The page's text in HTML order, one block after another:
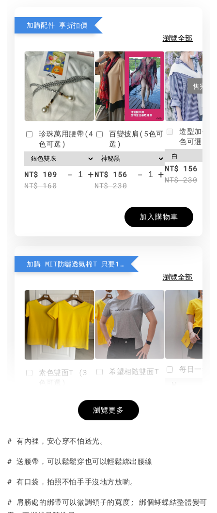
加購配件 享折扣價
瀏覽全部
珍珠萬用腰帶(4
色可選)
NT$ 109
NT$ 160
- +
百變披肩(5色可
選)
NT$ 156
NT$ 230
- +
售完
造型加分
色可選)
NT$ 156
NT$ 230
加入購物車
加購 MIT防曬透氣棉T 只要190元
瀏覽全部
素色雙面T (3
+
希望相隨雙面T
NT$ 190
-
每日一笑
瀏覽更多
# 有內裡，安心穿不怕透光。
# 送腰帶，可以鬆鬆穿也可以輕鬆綁出腰線
# 有口袋，拍照不怕手手沒地方放喲。
# 肩膀處的綁帶可以微調領子的寬度; 綁個蝴蝶結整體變可